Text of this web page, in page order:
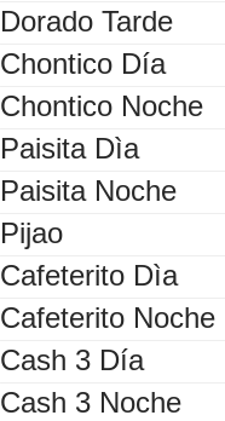
Dorado Tarde
Chontico Día
Chontico Noche
Paisita Dìa
Paisita Noche
Pijao
Cafeterito Dìa
Cafeterito Noche
Cash 3 Día
Cash 3 Noche